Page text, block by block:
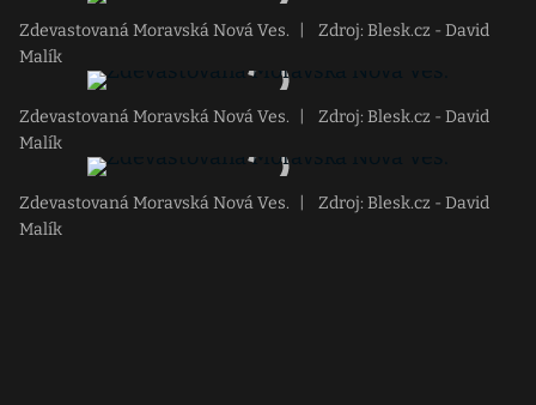
Zdevastovaná Moravská Nová Ves.
Zdroj: Blesk.cz - David
Malík
Zdevastovaná Moravská Nová Ves.
Zdroj: Blesk.cz - David
Malík
Zdevastovaná Moravská Nová Ves.
Zdroj: Blesk.cz - David
Malík